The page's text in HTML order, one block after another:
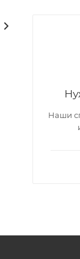
ЗАДАТЬ ВОПРОС
Наши